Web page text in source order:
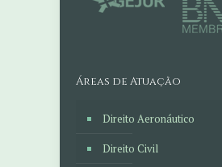
Áreas de Atuação
Direito Aeronáutico
Direito Civil